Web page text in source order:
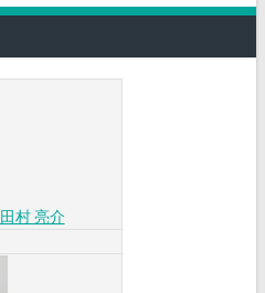
田村 亮介